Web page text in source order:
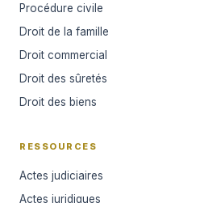
Procédure civile
Droit de la famille
Droit commercial
Droit des sûretés
Droit des biens
RESSOURCES
Actes judiciaires
Actes juridiques